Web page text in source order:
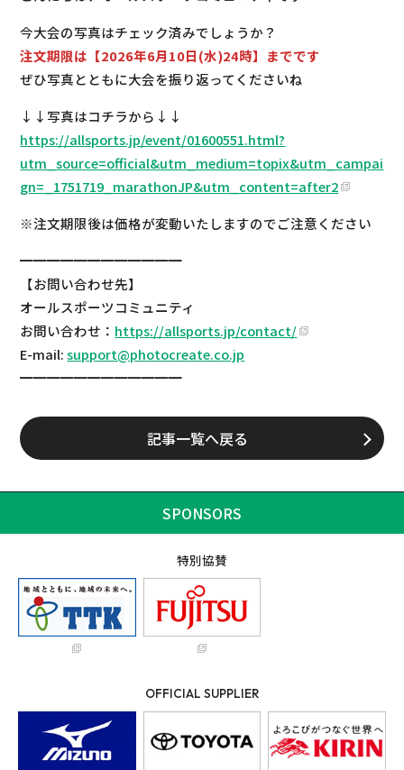
今大会の写真はチェック済みでしょうか？
注文期限は【2026年6月10日(水)24時】までです
ぜひ写真とともに大会を振り返ってくださいね
↓↓写真はコチラから↓↓
https://allsports.jp/event/01600551.html?
utm_source=official&utm_medium=topix&utm_campai
gn=_1751719_marathonJP&utm_content=after2
※注文期限後は価格が変動いたしますのでご注意ください
━━━━━━━━━━━━
【お問い合わせ先】
オールスポーツコミュニティ
お問い合わせ： https://allsports.jp/contact/
E-mail:support@photocreate.co.jp
━━━━━━━━━━━━
記事一覧へ戻る
SPONSORS
特別協賛
OFFICIAL SUPPLIER